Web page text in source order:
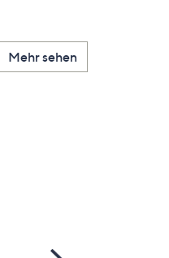
Mehr sehen
Scroll